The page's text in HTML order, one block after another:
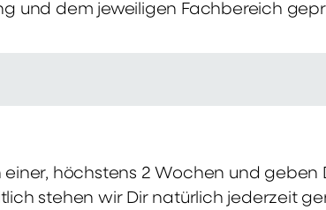
und dem jeweiligen Fachbereich
höchstens 2 Wochen und geben
stehen wir Dir natürlich jederzeit